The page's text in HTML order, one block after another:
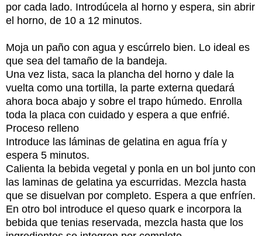
por cada lado. Introdúcela al horno y espera, sin abrir
el horno, de 10 a 12 minutos.
Moja un paño con agua y escúrrelo bien. Lo ideal es
que sea del tamaño de la bandeja.
Una vez lista, saca la plancha del horno y dale la
vuelta como una tortilla, la parte externa quedará
ahora boca abajo y sobre el trapo húmedo. Enrolla
toda la placa con cuidado y espera a que enfrié.
Proceso relleno
Introduce las láminas de gelatina en agua fría y
espera 5 minutos.
Calienta la bebida vegetal y ponla en un bol junto con
las laminas de gelatina ya escurridas. Mezcla hasta
que se disuelvan por completo. Espera a que enfríen.
En otro bol introduce el queso quark e incorpora la
bebida que tenias reservada, mezcla hasta que los